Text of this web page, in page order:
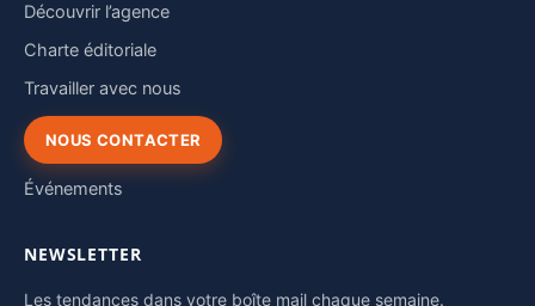
Découvrir l’agence
Charte éditoriale
Travailler avec nous
NOUS CONTACTER
Événements
NEWSLETTER
Les tendances dans votre boîte mail chaque semaine.